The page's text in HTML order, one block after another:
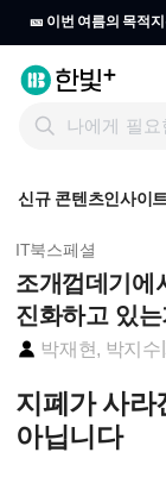
🎫 이번 여름의 목적
신규 콘텐츠인사이
IT북스페셜
조개껍데기에
진화하고 있
박재현, 박지수
지폐가 사라
아닙니다